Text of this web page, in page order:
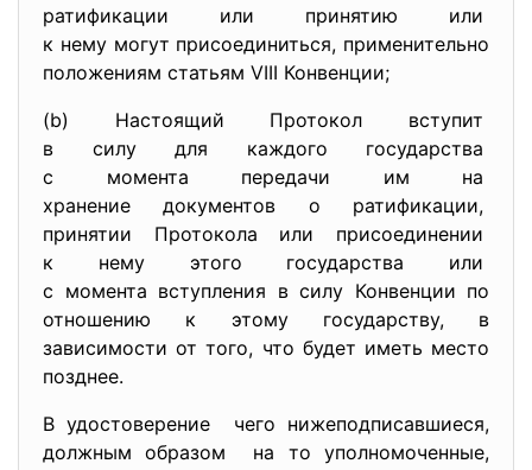
ратификации или принятию или
к нему могут присоединиться, применительно
положениям статьям VIII Конвенции;
(b) Настоящий Протокол вступит
в силу для каждого государства
с момента передачи им на
хранение документов о ратификации,
принятии Протокола или присоединении
к нему этого государства или
с момента вступления в силу Конвенции по
отношению к этому государству, в
зависимости от того, что будет иметь место
позднее.
В удостоверение чего нижеподписавшиеся,
должным образом на то уполномоченные,